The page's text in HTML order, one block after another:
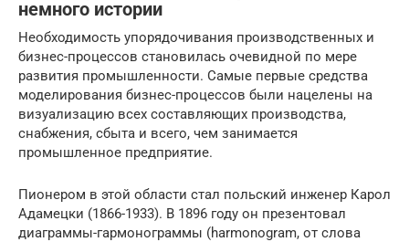
немного истории
Необходимость упорядочивания производственных и
бизнес-процессов становилась очевидной по мере
развития промышленности. Самые первые средства
моделирования бизнес-процессов были нацелены на
визуализацию всех составляющих производства,
снабжения, сбыта и всего, чем занимается
промышленное предприятие.
Пионером в этой области стал польский инженер Карол
Адамецки (1866-1933). В 1896 году он презентовал
диаграммы-гармонограммы (harmonogram, от слова